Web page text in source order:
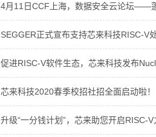
4月11日CCF上海，数据安全云论坛——
SEGGER正式宣布支持芯来科技RISC-V
促进RISC-V软件生态，芯来科技发布
芯来科技2020春季校招社招全面启动啦！
升级“一分钱计划”，芯来助您开启RISC-V